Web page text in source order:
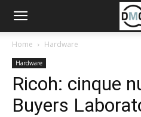
Home Hardware
Hardware
Ricoh: cinque
Buyers